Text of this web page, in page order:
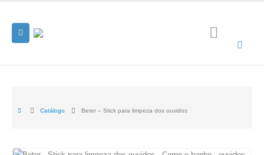
Catálogo Beter – Stick para limpeza dos ouvidos